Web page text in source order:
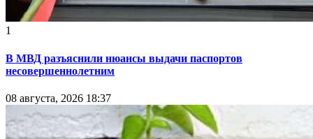
1
В МВД разъяснили нюансы выдачи паспортов
несовершеннолетним
08 августа, 2026 18:37